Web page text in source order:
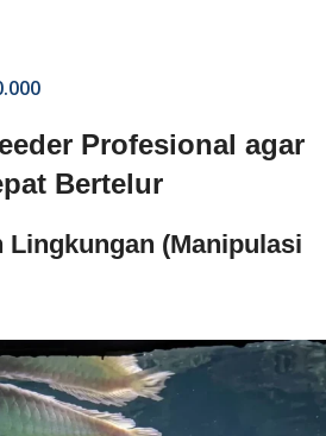
Profesional agar
Bertelur
Lingkungan (Manipulasi